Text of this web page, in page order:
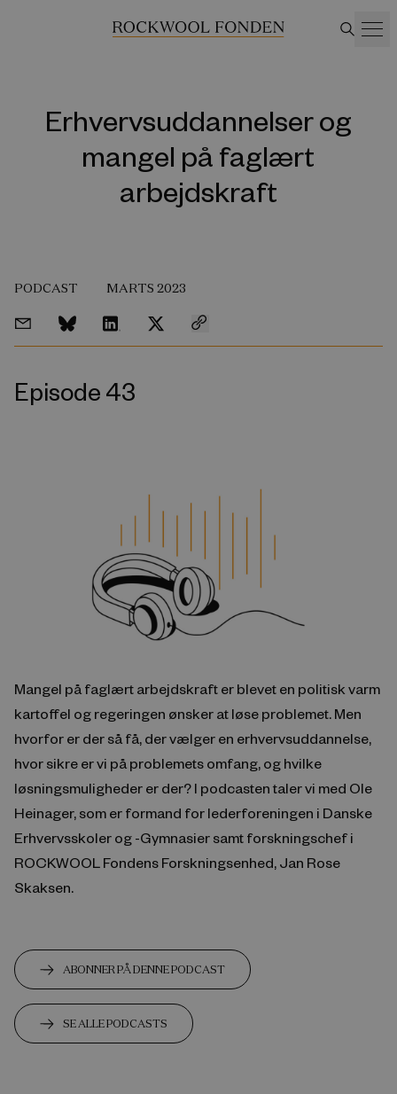
Erhvervsuddannelser og
mangel på faglært
arbejdskraft
PODCAST MARTS 2023
Episode 43
Mangel på faglært arbejdskraft er blevet en politisk varm
kartoffel og regeringen ønsker at løse problemet. Men
hvorfor er der så få, der vælger en erhvervsuddannelse,
hvor sikre er vi på problemets omfang, og hvilke
løsningsmuligheder er der? I podcasten taler vi med Ole
Heinager, som er formand for lederforeningen i Danske
Erhvervsskoler og -Gymnasier samt forskningschef i
ROCKWOOL Fondens Forskningsenhed, Jan Rose
Skaksen.
ABONNER PÅ DENNE PODCAST
SE ALLE PODCASTS